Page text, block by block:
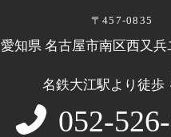
〒457-0835
愛知県 名古屋市南区西又兵
名鉄大江駅より徒歩
052-